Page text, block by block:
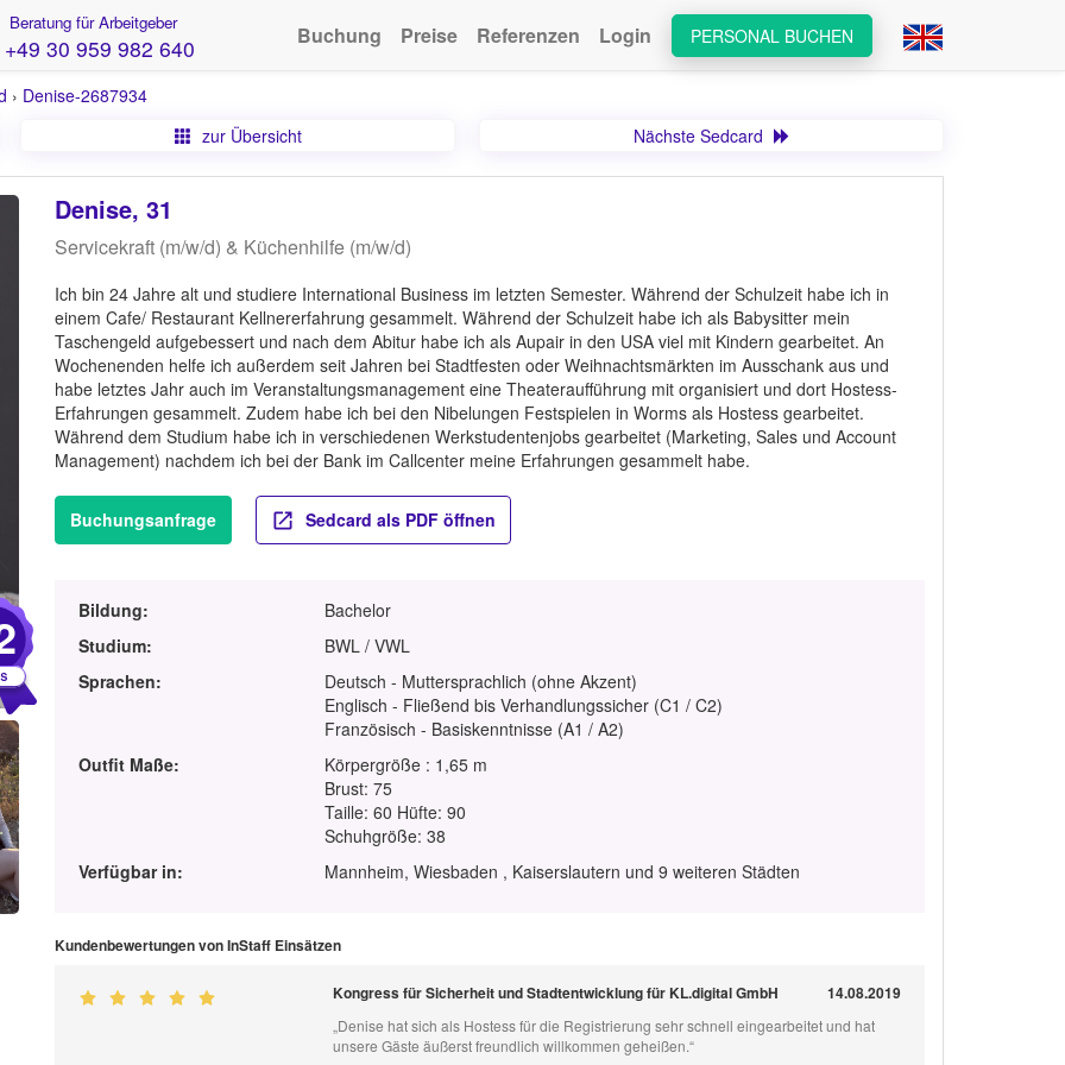
Beratung für Arbeitgeber
+49 30 959 982 640 PERSONAL BUCHEN
Buchung Preise Referenzen Login
› Denise-2687934
zur Übersicht
Nächste Sedcard
Denise, 31
Servicekraft (m/w/d) & Küchenhilfe (m/w/d)
Ich bin 24 Jahre alt und studiere International Business im letzten Semester. Während der Schulzeit habe ich in
einem Cafe/ Restaurant Kellnererfahrung gesammelt. Während der Schulzeit habe ich als Babysitter mein
Taschengeld aufgebessert und nach dem Abitur habe ich als Aupair in den USA viel mit Kindern gearbeitet. An
Wochenenden helfe ich außerdem seit Jahren bei Stadtfesten oder Weihnachtsmärkten im Ausschank aus und
habe letztes Jahr auch im Veranstaltungsmanagement eine Theateraufführung mit organisiert und dort Hostess-
Erfahrungen gesammelt. Zudem habe ich bei den Nibelungen Festspielen in Worms als Hostess gearbeitet.
Während dem Studium habe ich in verschiedenen Werkstudentenjobs gearbeitet (Marketing, Sales und Account
Management) nachdem ich bei der Bank im Callcenter meine Erfahrungen gesammelt habe.
Buchungsanfrage Sedcard als PDF öffnen
Bildung:
Bachelor
Studium:
BWL / VWL
Sprachen:
Deutsch - Muttersprachlich (ohne Akzent)
Englisch - Fließend bis Verhandlungssicher (C1 / C2)
Französisch - Basiskenntnisse (A1 / A2)
Outfit Maße:
Körpergröße : 1,65 m
Brust: 75
Taille: 60 Hüfte: 90
Schuhgröße: 38
Verfügbar in:
Mannheim, Wiesbaden , Kaiserslautern und 9 weiteren Städten
Kundenbewertungen von InStaff Einsätzen
Kongress für Sicherheit und Stadtentwicklung für KL.digital GmbH 14.08.2019
„Denise hat sich als Hostess für die Registrierung sehr schnell eingearbeitet und hat
unsere Gäste äußerst freundlich willkommen geheißen.“